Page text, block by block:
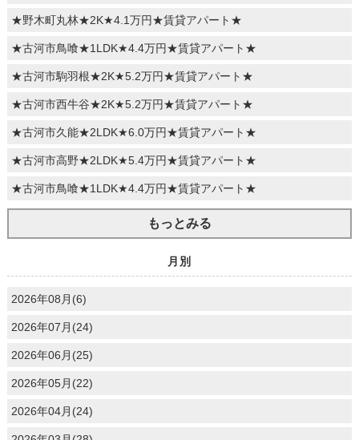
★野木町丸林★2K★4.1万円★賃貸アパート★
★古河市鳥喰★1LDK★4.4万円★賃貸アパート★
★古河市駒羽根★2K★5.2万円★賃貸アパート★
★古河市西牛谷★2K★5.2万円★賃貸アパート★
★古河市久能★2LDK★6.0万円★賃貸アパート★
★古河市高野★2LDK★5.4万円★賃貸アパート★
★古河市鳥喰★1LDK★4.4万円★賃貸アパート★
もっとみる
月別
2026年08月(6)
2026年07月(24)
2026年06月(25)
2026年05月(22)
2026年04月(24)